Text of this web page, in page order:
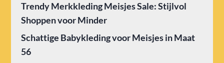
Trendy Merkkleding Meisjes Sale: Stijlvol
Shoppen voor Minder
Schattige Babykleding voor Meisjes in Maat
56